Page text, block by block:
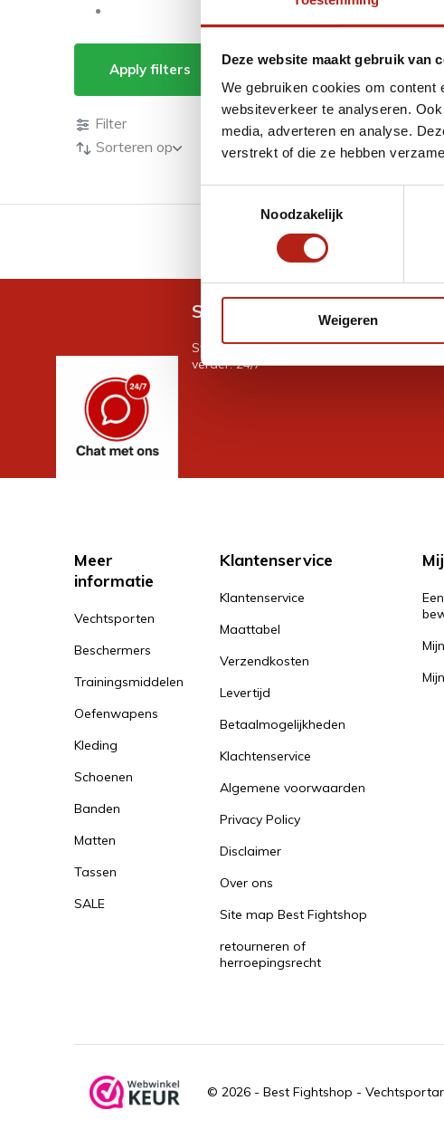
Deze website maakt gebruik van
We gebruiken cookies om content
websiteverkeer te analyseren.
media, adverteren en analyse.
verstrekt of die ze hebben
Noodzakelijk
Weigeren
Apply filters Producten getagd met
Producten
Filter
Sorteren op
GRATIS verzending v.a €75
Snel antwoord op je vraag?
Stel je vraag in de chat, en we helpen je
verder. 24/7
Meer
informatie
Vechtsporten
Beschermers
Trainingsmiddelen
Oefenwapens
Kleding
Schoenen
Banden
Matten
Tassen
SALE
Klantenservice
Klantenservice
Maattabel
Verzendkosten
Levertijd
Betaalmogelijkheden
Klachtenservice
Algemene voorwaarden
Privacy Policy
Disclaimer
Over ons
Site map Best Fightshop
retourneren of
herroepingsrecht
© 2026 - Best Fightshop -